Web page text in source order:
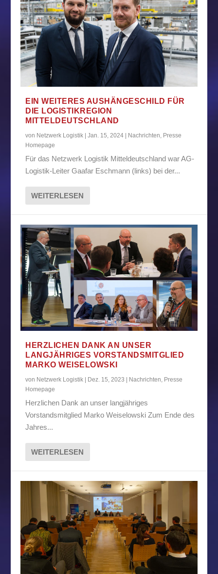
EIN WEITERES AUSHÄNGESCHILD FÜR
DIE LOGISTIKREGION
MITTELDEUTSCHLAND
von Netzwerk Logistik |Jan. 15, 2024 Nachrichten, Presse
Homepage
Für das Netzwerk Logistik Mitteldeutschland war AG-
Logistik-Leiter Gaafar Eschmann (links) bei der...
WEITERLESEN
HERZLICHEN DANK AN UNSER
LANGJÄHRIGES VORSTANDSMITGLIED
MARKO WEISELOWSKI
von Netzwerk Logistik Dez. 15, 2023 Nachrichten, Presse
Homepage
Herzlichen Dank an unser langjähriges
Vorstandsmitglied Marko Weiselowski Zum Ende des
Jahres...
WEITERLESEN